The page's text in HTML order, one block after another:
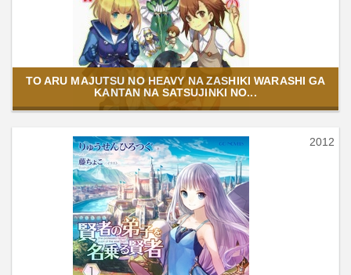
TO ARU MAJUTSU NO HEAVY NA ZASHIKI WARASHI GA
KANTAN NA SATSUJINKI NO...
2012